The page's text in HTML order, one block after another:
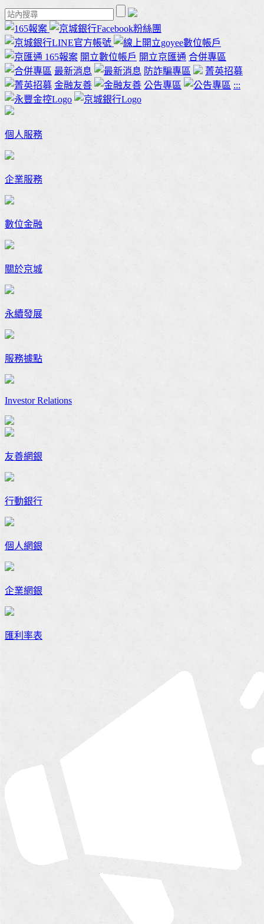
165報案 開立數位帳戶 開立京匯通 合併專區
最新消息
防詐騙專區
菁英招募
金融友善
公告專區 :::
個人服務
企業服務
數位金融
關於京城
永續發展
服務據點
Investor Relations
友善網銀
行動銀行
個人網銀
企業網銀
匯利率表